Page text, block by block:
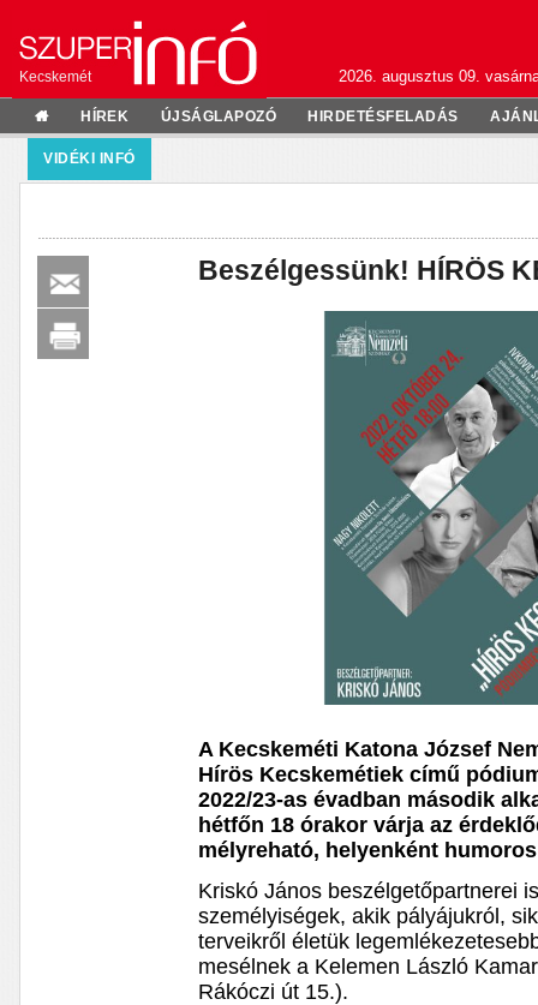
Kecskemét 2026. augusztus 09.
HÍREK ÚJSÁGLAPOZÓ HIRDETÉSFELADÁS
VIDÉKI INFÓ
Beszélgessünk! HÍRÖS
A Kecskeméti Katona József
Hírös Kecskemétiek című
2022/23-as évadban második
hétfőn 18 órakor várja az
mélyreható, helyenként
Kriskó János beszélgetőpartnerei
személyiségek, akik pályájukról,
terveikről életük
mesélnek a Kelemen László
Rákóczi út 15.).